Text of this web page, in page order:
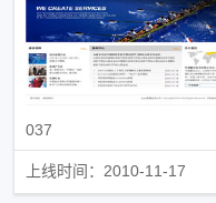
037
上线时间：2010-11-17